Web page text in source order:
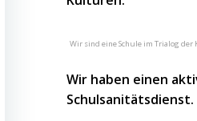
Wir sind eine Schule im Trialog
Wir haben einen
Schulsanitätsdienst.